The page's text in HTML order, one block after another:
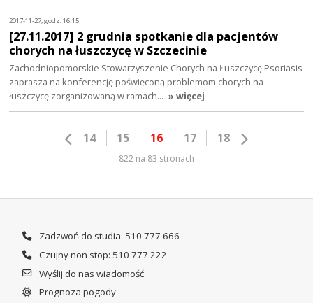
2017-11-27, godz. 16:15
[27.11.2017] 2 grudnia spotkanie dla pacjentów
chorych na łuszczycę w Szczecinie
Zachodniopomorskie Stowarzyszenie Chorych na Łuszczycę Psoriasis
zaprasza na konferencję poświęconą problemom chorych na
łuszczycę zorganizowaną w ramach… » więcej
14 15 16 17 18
822 na 83 stronach
Zadzwoń do studia: 510 777 666
Czujny non stop: 510 777 222
Wyślij do nas wiadomość
Prognoza pogody